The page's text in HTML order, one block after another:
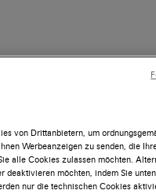
von Drittanbietern, um
Werbeanzeigen zu senden, die
alle Cookies zulassen möchten.
möchten, indem Sie
nur die technischen Cookies